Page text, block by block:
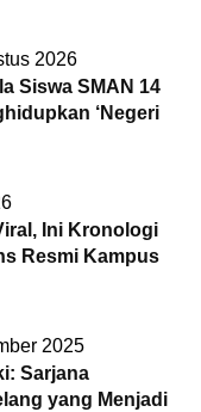
2026
Siswa SMAN 14
‘Negeri
Ini Kronologi
Resmi Kampus
2025
Sarjana
yang Menjadi